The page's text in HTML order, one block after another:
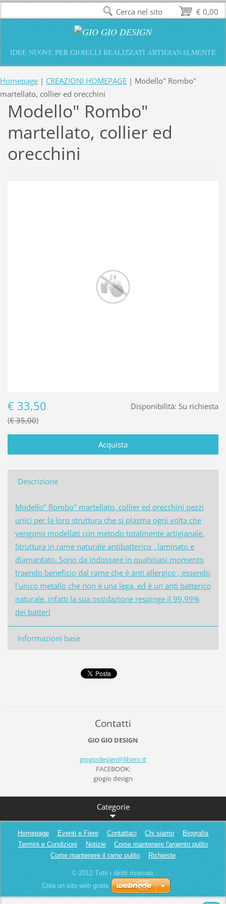
IDEE NUOVE PER GIOIELLI REALIZZATI ARTIGIANALMENTE
Homepage | CREAZIONI HOMEPAGE | Modello" Rombo"
martellato, collier ed orecchini
Modello" Rombo"
martellato, collier ed
orecchini
Disponibilità: Su richiesta
€ 33,50
€ 35,00
Descrizione
Modello" Rombo" martellato, collier ed orecchini pezzi
unici per la loro struttura che si plasma ogni volta che
vengono modellati con metodo totalmente artigianale.
Struttura in rame naturale antibatterico , laminato e
diamantato. Sono da indossare in qualsisasi momento
traendo beneficio dal rame che è anti allergico , essendo
l'unico metallo che non è una lega, ed è un anti batterico
naturale, infatti la sua ossidazione respinge il 99,99%
dei batteri
Informazioni base
Contatti
GIO GIO DESIGN
giogiodesign@libero.it
FACEBOOK:
giogio design
Categorie
Homepage Eventi e Fiere Contattaci Chi siamo
Biografia
Termini e Condizioni
Notizie
Come mantenere l'argento pulito
Come mantenere il rame pulito
Richieste
© 2012 Tutti i diritti riservati.
Crea un sito web gratis
€ 0,00
Cerca nel sito